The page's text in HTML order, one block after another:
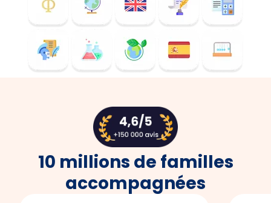
10 millions de familles
accompagnées